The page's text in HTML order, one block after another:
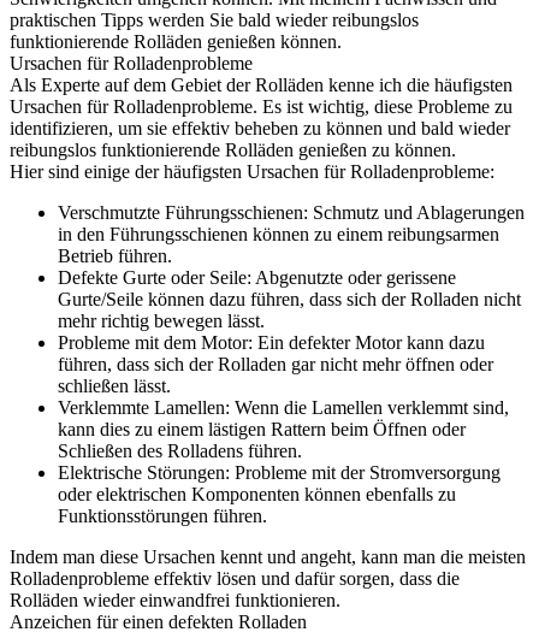
praktischen Tipps werden Sie bald wieder reibungslos
funktionierende Rolläden genießen können.
Ursachen für Rolladenprobleme
Als Experte auf dem Gebiet der Rolläden kenne ich die häufigsten
Ursachen für Rolladenprobleme. Es ist wichtig, diese Probleme zu
identifizieren, um sie effektiv beheben zu können und bald wieder
reibungslos funktionierende Rolläden genießen zu können.
Hier sind einige der häufigsten Ursachen für Rolladenprobleme:
Verschmutzte Führungsschienen: Schmutz und Ablagerungen
in den Führungsschienen können zu einem reibungsarmen
Betrieb führen.
Defekte Gurte oder Seile: Abgenutzte oder gerissene
Gurte/Seile können dazu führen, dass sich der Rolladen nicht
mehr richtig bewegen lässt.
Probleme mit dem Motor: Ein defekter Motor kann dazu
führen, dass sich der Rolladen gar nicht mehr öffnen oder
schließen lässt.
Verklemmte Lamellen: Wenn die Lamellen verklemmt sind,
kann dies zu einem lästigen Rattern beim Öffnen oder
Schließen des Rolladens führen.
Elektrische Störungen: Probleme mit der Stromversorgung
oder elektrischen Komponenten können ebenfalls zu
Funktionsstörungen führen.
Indem man diese Ursachen kennt und angeht, kann man die meisten
Rolladenprobleme effektiv lösen und dafür sorgen, dass die
Rolläden wieder einwandfrei funktionieren.
Anzeichen für einen defekten Rolladen